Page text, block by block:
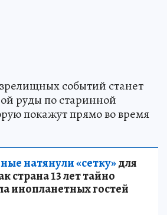
событий станет
руды по старинной
покажут прямо во время
натянули «сетку»для
страна 13 лет тайно
инопланетных гостей